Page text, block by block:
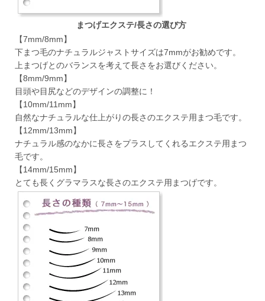
まつげエクステ/長さの選び方
【7mm/8mm】
下まつ毛のナチュラルジャストサイズは7mmがお勧めです。
上まつげとのバランスを考えて長さをお選びください。
【8mm/9mm】
目頭や目尻などのデザインの調整に！
【10mm/11mm】
自然なナチュラルな仕上がりの長さのエクステ用まつ毛です。
【12mm/13mm】
ナチュラル感のなかに長さをプラスしてくれるエクステ用まつ
毛です。
【14mm/15mm】
とても長くグラマラスな長さのエクステ用まつげです。